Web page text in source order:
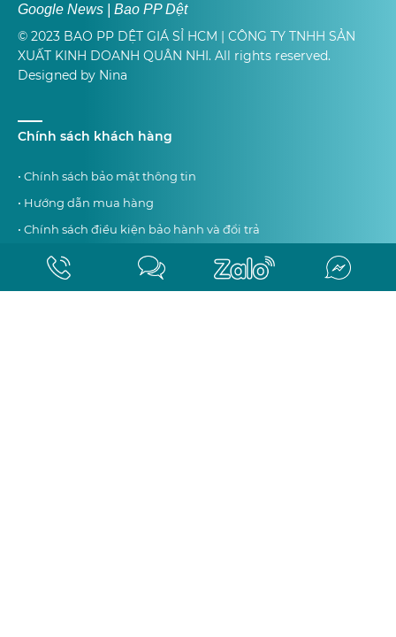
Google News | Bao PP Dệt
© 2023 BAO PP DỆT GIÁ SỈ HCM | CÔNG TY TNHH SẢN
XUẤT KINH DOANH QUÂN NHI. All rights reserved.
Designed by Nina
Chính sách khách hàng
• Chính sách bảo mật thông tin
• Hướng dẫn mua hàng
• Chính sách điều kiện bảo hành và đổi trả
• Chính sách giao hàng tận nơi